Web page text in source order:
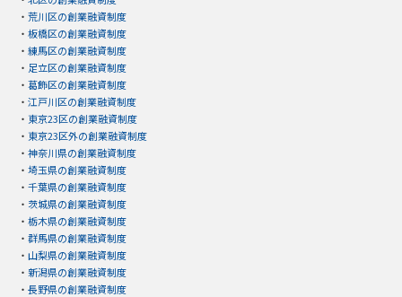
・ 荒川区の創業融資制度
・ 板橋区の創業融資制度
・ 練馬区の創業融資制度
・ 足立区の創業融資制度
・ 葛飾区の創業融資制度
・ 江戸川区の創業融資制度
・ 東京23区の創業融資制度
・ 東京23区外の創業融資制度
・ 神奈川県の創業融資制度
・ 埼玉県の創業融資制度
・ 千葉県の創業融資制度
・ 茨城県の創業融資制度
・ 栃木県の創業融資制度
・ 群馬県の創業融資制度
・ 山梨県の創業融資制度
・ 新潟県の創業融資制度
・ 長野県の創業融資制度